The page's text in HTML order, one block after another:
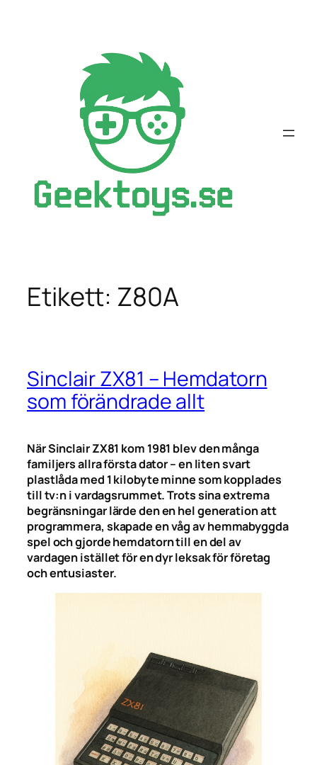
Etikett: Z80A
Sinclair ZX81 – Hemdatorn
som förändrade allt
När Sinclair ZX81 kom 1981 blev den många
familjers allra första dator – en liten svart
plastlåda med 1 kilobyte minne som kopplades
till tv:n i vardagsrummet. Trots sina extrema
begränsningar lärde den en hel generation att
programmera, skapade en våg av hemmabyggda
spel och gjorde hemdatorn till en del av
vardagen istället för en dyr leksak för företag
och entusiaster.